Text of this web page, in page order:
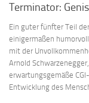
Terminator:
Ein guter fünfter Teil
einigermaßen
mit der
Arnold
erwartungsgemäße
Entwicklung des